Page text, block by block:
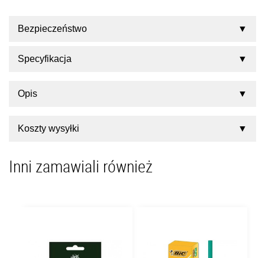
Bezpieczeństwo
Specyfikacja
Opis
Koszty wysyłki
Inni zamawiali również